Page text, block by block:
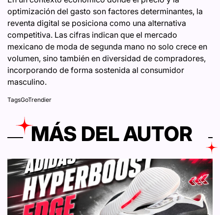
optimización del gasto son factores determinantes, la
reventa digital se posiciona como una alternativa
competitiva. Las cifras indican que el mercado
mexicano de moda de segunda mano no solo crece en
volumen, sino también en diversidad de compradores,
incorporando de forma sostenida al consumidor
masculino.
TagsGoTrendier
MÁS DEL AUTOR